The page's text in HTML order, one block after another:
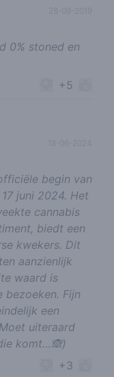
0% stoned en
+5
begin van
juni 2024. Het
cannabis
biedt een
kwekers. Dit
aanzienlijk
waard is
bezoeken. Fijn
een
uiteraard
komt…🙈)
+3